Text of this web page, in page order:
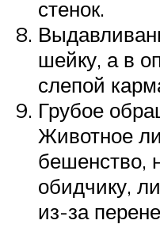
стенок.
шейку, а в
слепой
Грубое
Животное
бешенство,
обидчику,
из-за